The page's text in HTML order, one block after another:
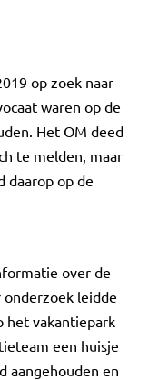
op zoek naar
waren op de
Het OM deed
te melden, maar
daarop op de
over de
leidde
het vakantiepark
een huisje
aangehouden en